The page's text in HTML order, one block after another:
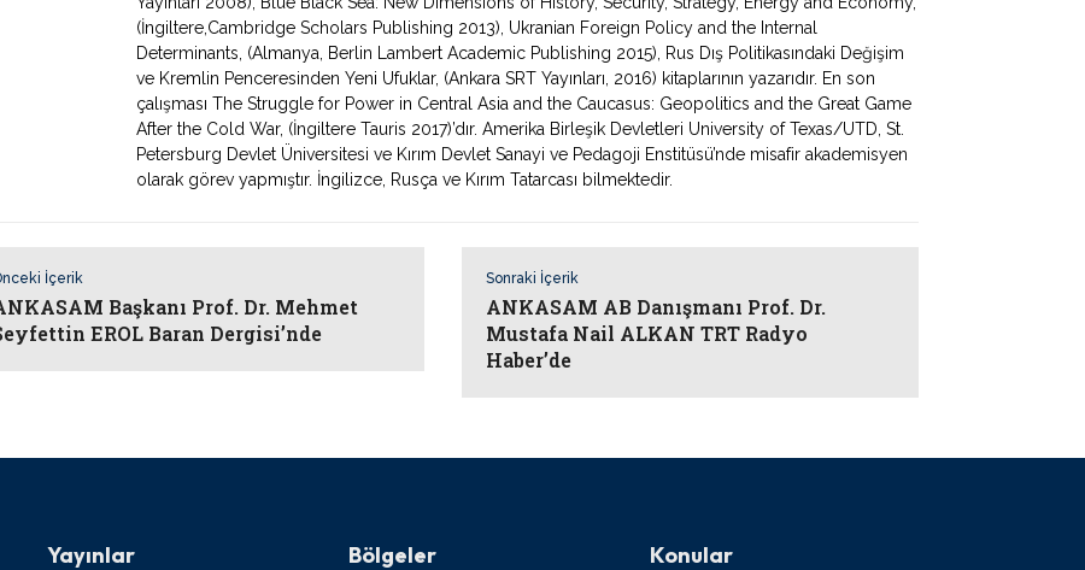
(İngiltere,Cambridge Scholars Publishing 2013), Ukranian Foreign Policy and the Internal
Determinants, (Almanya, Berlin Lambert Academic Publishing 2015), Rus Dış Politikasındaki Değişim
ve Kremlin Penceresinden Yeni Ufuklar, (Ankara SRT Yayınları, 2016) kitaplarının yazarıdır. En son
çalışması The Struggle for Power in Central Asia and the Caucasus: Geopolitics and the Great Game
After the Cold War, (İngiltere Tauris 2017)’dır. Amerika Birleşik Devletleri University of Texas/UTD, St.
Petersburg Devlet Üniversitesi ve Kırım Devlet Sanayi ve Pedagoji Enstitüsü’nde misafir akademisyen
olarak görev yapmıştır. İngilizce, Rusça ve Kırım Tatarcası bilmektedir.
İçerik
Başkanı Prof. Dr. Mehmet
EROL Baran Dergisi’nde
Sonraki İçerik
ANKASAM AB Danışmanı Prof. Dr.
Mustafa Nail ALKAN TRT Radyo
Haber’de
Yayınlar Bölgeler Konular